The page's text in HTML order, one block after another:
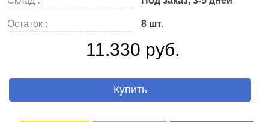
Остаток : 8 шт.
11.330 руб.
Купить